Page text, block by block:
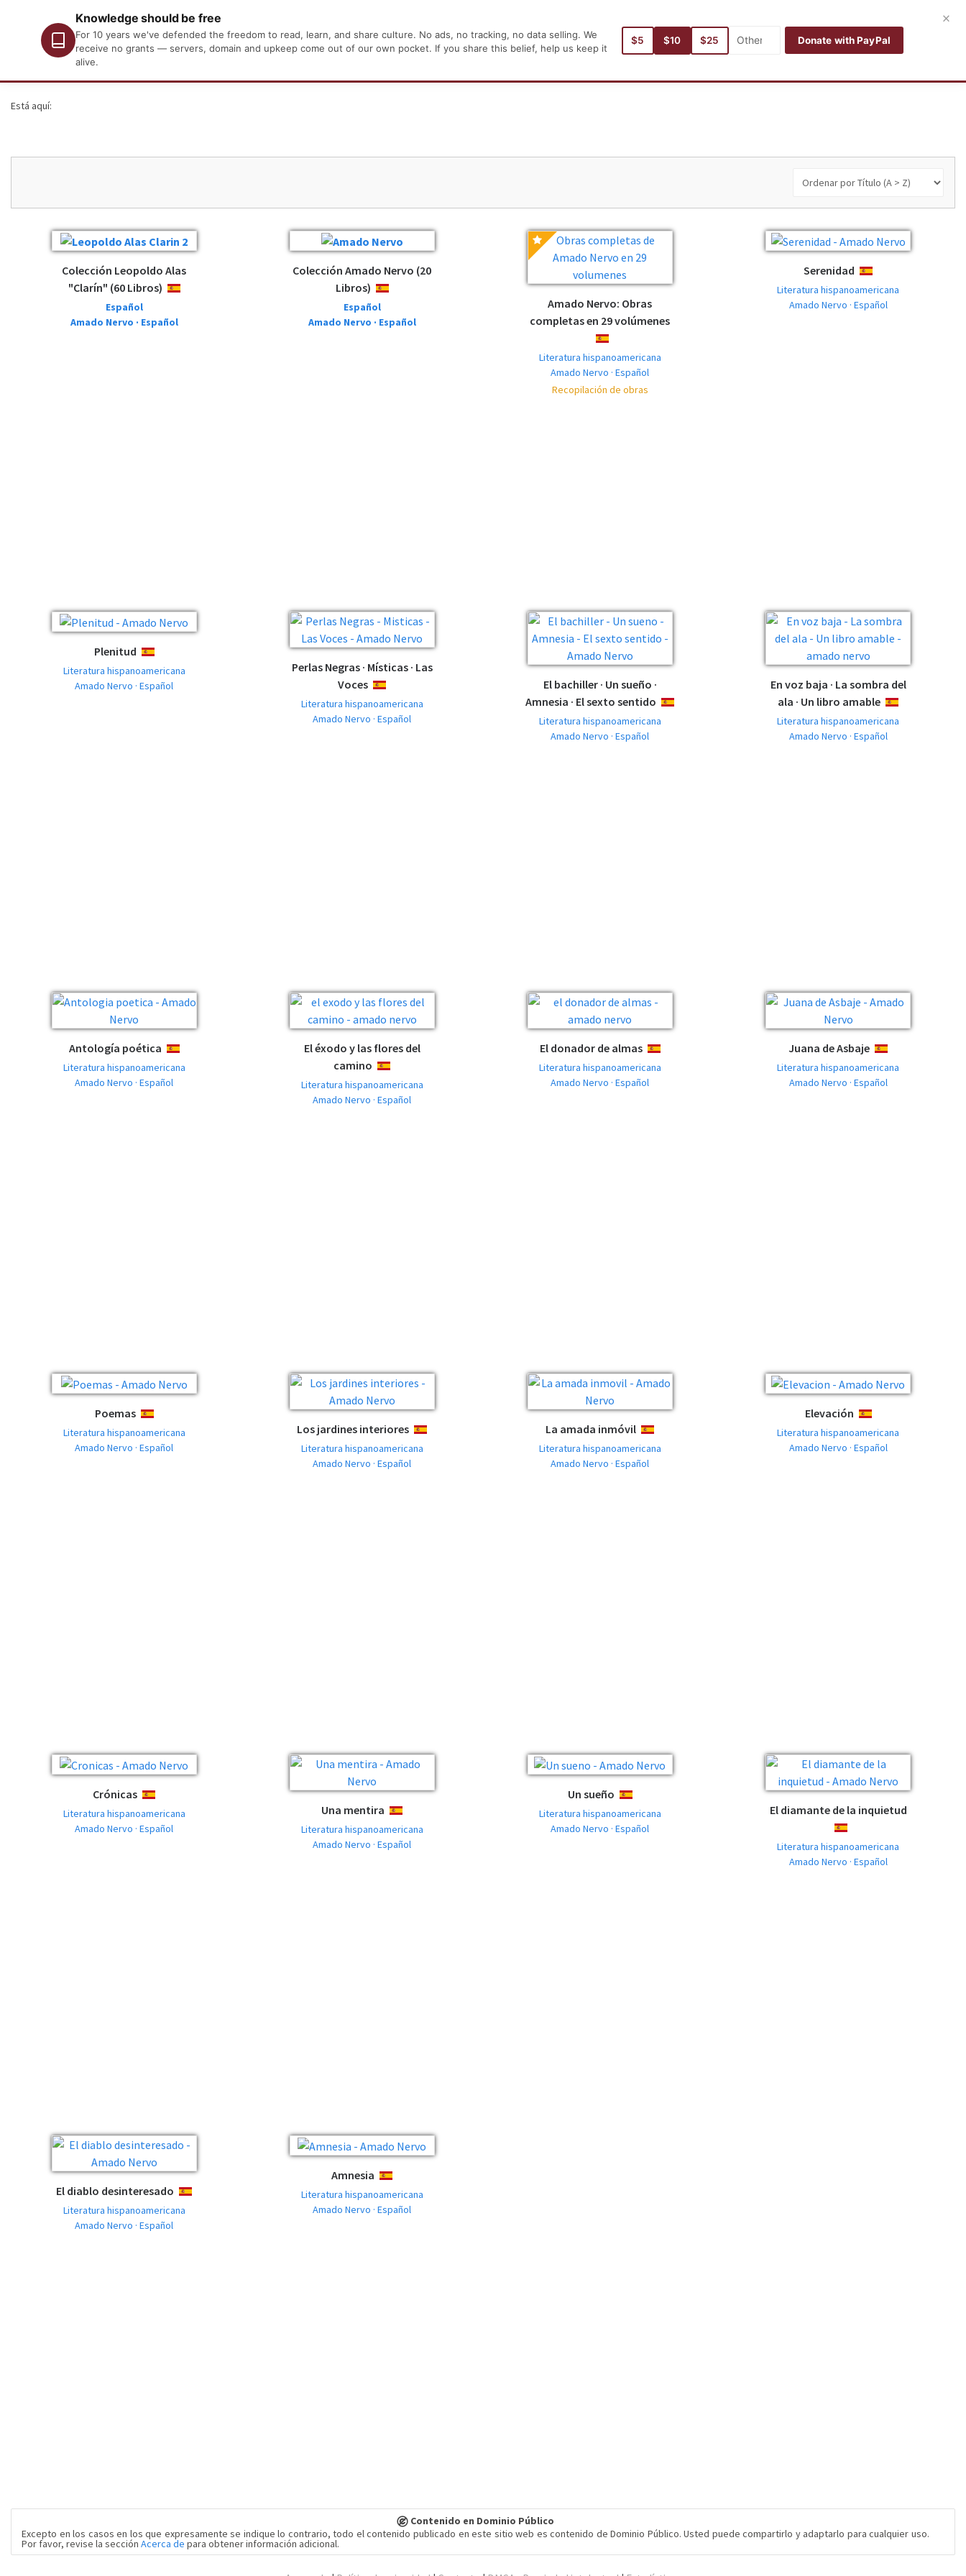
Español
Inicio Autores Categorías Idiomas Buscar
Knowledge should be free
For 10 years we've defended the freedom to read, learn, and share culture. No ads, no tracking, no data selling. We
receive no grants — servers, domain and upkeep come out of our own pocket. If you share this belief, help us keep it
alive.
$5 $10 $25 Donate with PayPal
×
Está aquí:
Colección Leopoldo Alas
"Clarín" (60 Libros)
ESPAÑOL
Español
Amado Nervo · Español
Colección Amado Nervo (20
Libros)
ESPAÑOL
Español
Amado Nervo · Español
Amado Nervo: Obras
completas en 29 volúmenes
ESPAÑOL
Literatura hispanoamericana
Amado Nervo · Español
Recopilación de obras
Serenidad ESPAÑOL
Literatura hispanoamericana
Amado Nervo · Español
Plenitud ESPAÑOL
Literatura hispanoamericana
Amado Nervo · Español
Perlas Negras · Místicas · Las
Voces
ESPAÑOL
Literatura hispanoamericana
Amado Nervo · Español
El bachiller · Un sueño ·
Amnesia · El sexto sentido
ESPAÑOL
Literatura hispanoamericana
Amado Nervo · Español
En voz baja · La sombra del
ala · Un libro amable
ESPAÑOL
Literatura hispanoamericana
Amado Nervo · Español
Antología poética ESPAÑOL
Literatura hispanoamericana
Amado Nervo · Español
El éxodo y las flores del
camino
ESPAÑOL
Literatura hispanoamericana
Amado Nervo · Español
El donador de almas ESPAÑOL
Literatura hispanoamericana
Amado Nervo · Español
Juana de Asbaje ESPAÑOL
Literatura hispanoamericana
Amado Nervo · Español
Poemas ESPAÑOL
Literatura hispanoamericana
Amado Nervo · Español
Los jardines interiores ESPAÑOL
Literatura hispanoamericana
Amado Nervo · Español
La amada inmóvil ESPAÑOL
Literatura hispanoamericana
Amado Nervo · Español
Elevación ESPAÑOL
Literatura hispanoamericana
Amado Nervo · Español
Crónicas ESPAÑOL
Literatura hispanoamericana
Amado Nervo · Español
Una mentira ESPAÑOL
Literatura hispanoamericana
Amado Nervo · Español
Un sueño ESPAÑOL
Literatura hispanoamericana
Amado Nervo · Español
El diamante de la inquietud
ESPAÑOL
Literatura hispanoamericana
Amado Nervo · Español
El diablo desinteresado ESPAÑOL
Literatura hispanoamericana
Amado Nervo · Español
Amnesia ESPAÑOL
Literatura hispanoamericana
Amado Nervo · Español
Contenido en Dominio Público
Excepto en los casos en los que expresamente se indique lo contrario, todo el contenido publicado en este sitio web es contenido de Dominio Público. Usted puede compartirlo y adaptarlo para cualquier uso.
Por favor, revise la sección Acerca de para obtener información adicional.